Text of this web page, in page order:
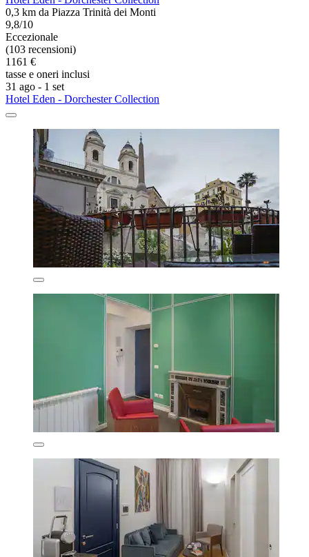
0,3 km da Piazza Trinità dei Monti
9,8/10
Eccezionale
(103 recensioni)
1161 €
tasse e oneri inclusi
31 ago - 1 set
Hotel Eden - Dorchester Collection